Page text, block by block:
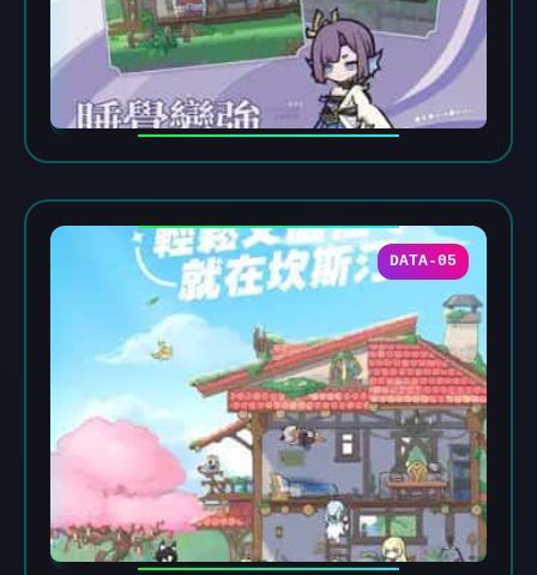
DATA-05